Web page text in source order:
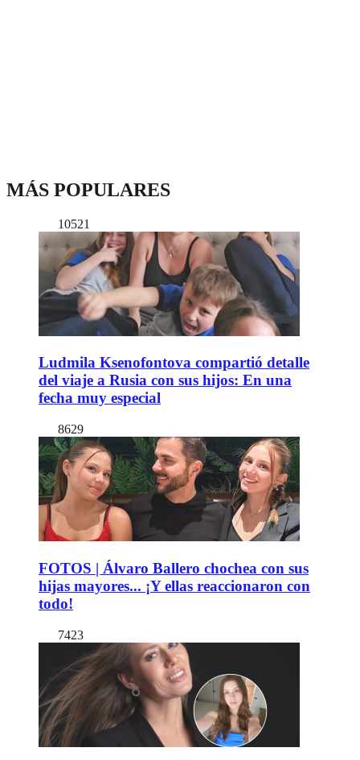
MÁS POPULARES
10521
Ludmila Ksenofontova compartió detalle
del viaje a Rusia con sus hijos: En una
fecha muy especial
8629
FOTOS | Álvaro Ballero chochea con sus
hijas mayores... ¡Y ellas reaccionaron con
todo!
7423